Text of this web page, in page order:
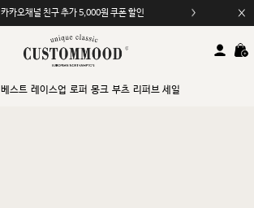
카카오채널 친구 추가 5,000원 쿠폰 할인
모바일 앱 자동 2,000원 할인
베스트 레이스업 로퍼 몽크 부츠 리퍼브 세일